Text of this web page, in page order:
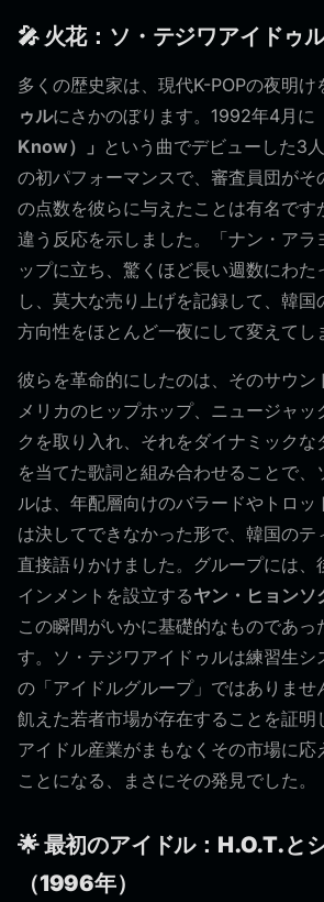
🎤 火花：ソ・テジワアイドゥ
多くの歴史家は、現代K-POPの夜明け
ゥルにさかのぼります。1992年4月に
Know）」 という曲でデビューした3
の初パフォーマンスで、審査員団がそ
の点数を彼らに与えたことは有名です
違う反応を示しました。「ナン・アラ
ップに立ち、驚くほど長い週数にわた
し、莫大な売り上げを記録して、韓
方向性をほとんど一夜にして変えてし
彼らを革命的にしたのは、そのサウン
メリカのヒップホップ、ニュージャッ
クを取り入れ、それをダイナミックな
を当てた歌詞と組み合わせることで、
ルは、年配層向けのバラードやトロッ
は決してできなかった形で、韓国のテ
直接語りかけました。グループには、
インメントを設立するヤン・ヒョンソ
この瞬間がいかに基礎的なものであっ
す。ソ・テジワアイドゥルは練習生シ
の「アイドルグループ」ではありませ
飢えた若者市場が存在することを証明
アイドル産業がまもなくその市場に応
ことになる、まさにその発見でした。
🌟 最初のアイドル：H.O.T.と
（1996年）